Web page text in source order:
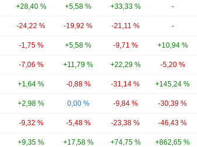
+28,40 % +5,58 % +33,33 % -
-24,22 % -19,92 % -21,11 % -
-1,75 % +5,58 % -9,71 % +10,94 %
-7,06 % +11,79 % +22,29 % -5,20 %
+1,64 % -0,88 % -31,14 % +145,24 %
+2,98 % 0,00 % -9,84 % -30,39 %
-9,32 % -5,48 % -23,38 % -46,43 %
+9,35 % +17,58 % +74,75 % +862,65 %